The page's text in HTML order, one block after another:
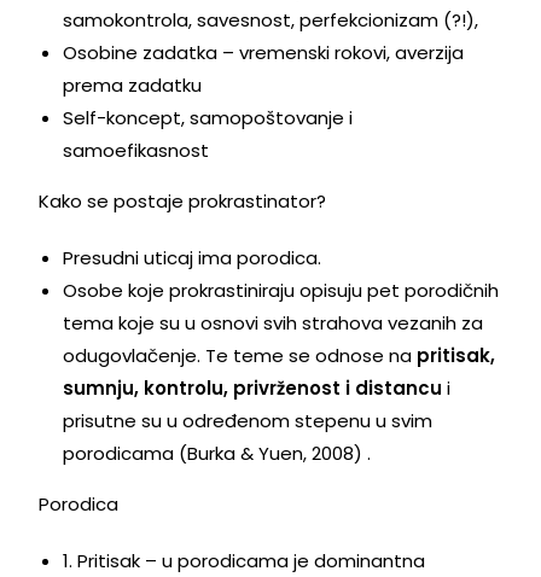
samokontrola, savesnost, perfekcionizam (?!),
Osobine zadatka – vremenski rokovi, averzija
prema zadatku
Self-koncept, samopoštovanje i
samoefikasnost
Kako se postaje prokrastinator?
Presudni uticaj ima porodica.
Osobe koje prokrastiniraju opisuju pet porodičnih
tema koje su u osnovi svih strahova vezanih za
odugovlačenje. Te teme se odnose na pritisak,
sumnju, kontrolu, privrženost i distancu i
prisutne su u određenom stepenu u svim
porodicama (Burka & Yuen, 2008) .
Porodica
1. Pritisak – u porodicama je dominantna